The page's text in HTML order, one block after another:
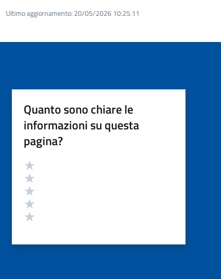
Ultimo aggiornamento: 20/05/2026 10:25.11
Quanto sono chiare le
informazioni su questa
pagina?
Valutazione